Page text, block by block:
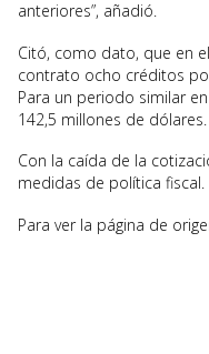
anteriores”, añadió.
Citó, como dato, que en
contrato ocho créditos
Para un periodo similar
142,5 millones de dólares.
Con la caída de la
medidas de política fiscal.
Para ver la página de